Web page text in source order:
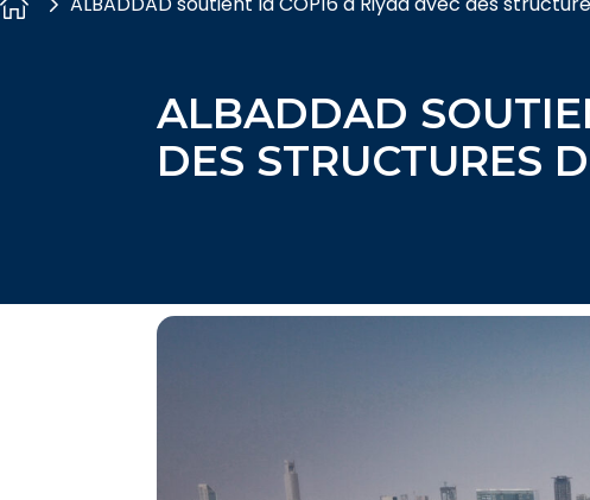
ALBADDAD
DES STRUCTURES